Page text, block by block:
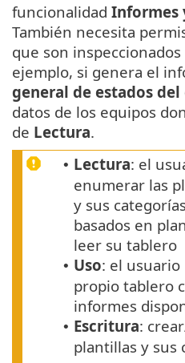
funcionalidad Informes
También necesita
que son
ejemplo, si genera el
general de estados
datos de los equipos
de Lectura.
• Lectura: el
enumerar las
y sus
basados en
leer su tablero
• Uso: el
propio tablero
informes
• Escritura:
plantillas y sus